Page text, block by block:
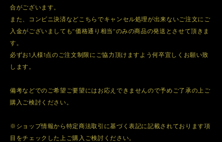
合がございます。
また、コンビニ決済などこちらでキャンセル処理が出来ないご注文にご
入金がございましても"価格通り相当"のみの商品の発送とさせて頂きま
す。
必ずお1人様1点のご注文制限にご協力頂けますよう何卒宜しくお願い致
します。
備考などでのご希望ご要望にはお応えできませんので予めご了承の上ご
購入ご検討ください。
※ショップ情報から特定商法取引に基づく表記に記載されております項
目をチェックした上ご購入ご検討ください。